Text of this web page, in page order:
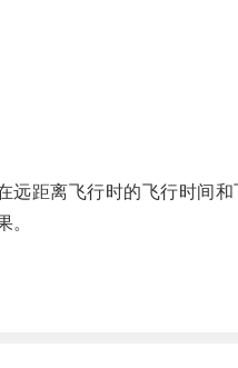
距离飞行时的飞行时间和
。